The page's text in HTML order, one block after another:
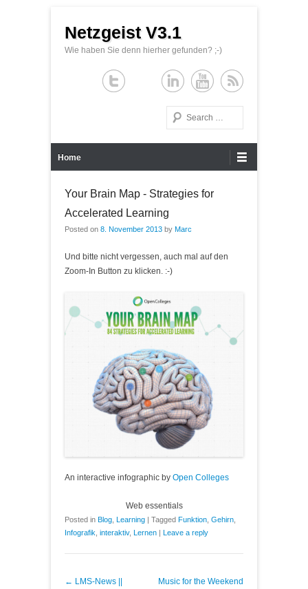
Netzgeist V3.1
Wie haben Sie denn hierher gefunden? ;-)
Search
Home
Your Brain Map - Strategies for
Accelerated Learning
Posted on 8. November 2013 by Marc
Und bitte nicht vergessen, auch mal auf den
Zoom-In Button zu klicken. :-)
An interactive infographic by Open Colleges
Web essentials
Posted in Blog Learning Tagged Funktion Gehirn
Infografik interaktiv, Lernen Leave a reply
Post navigation
← LMS-News ||
Music for the Weekend